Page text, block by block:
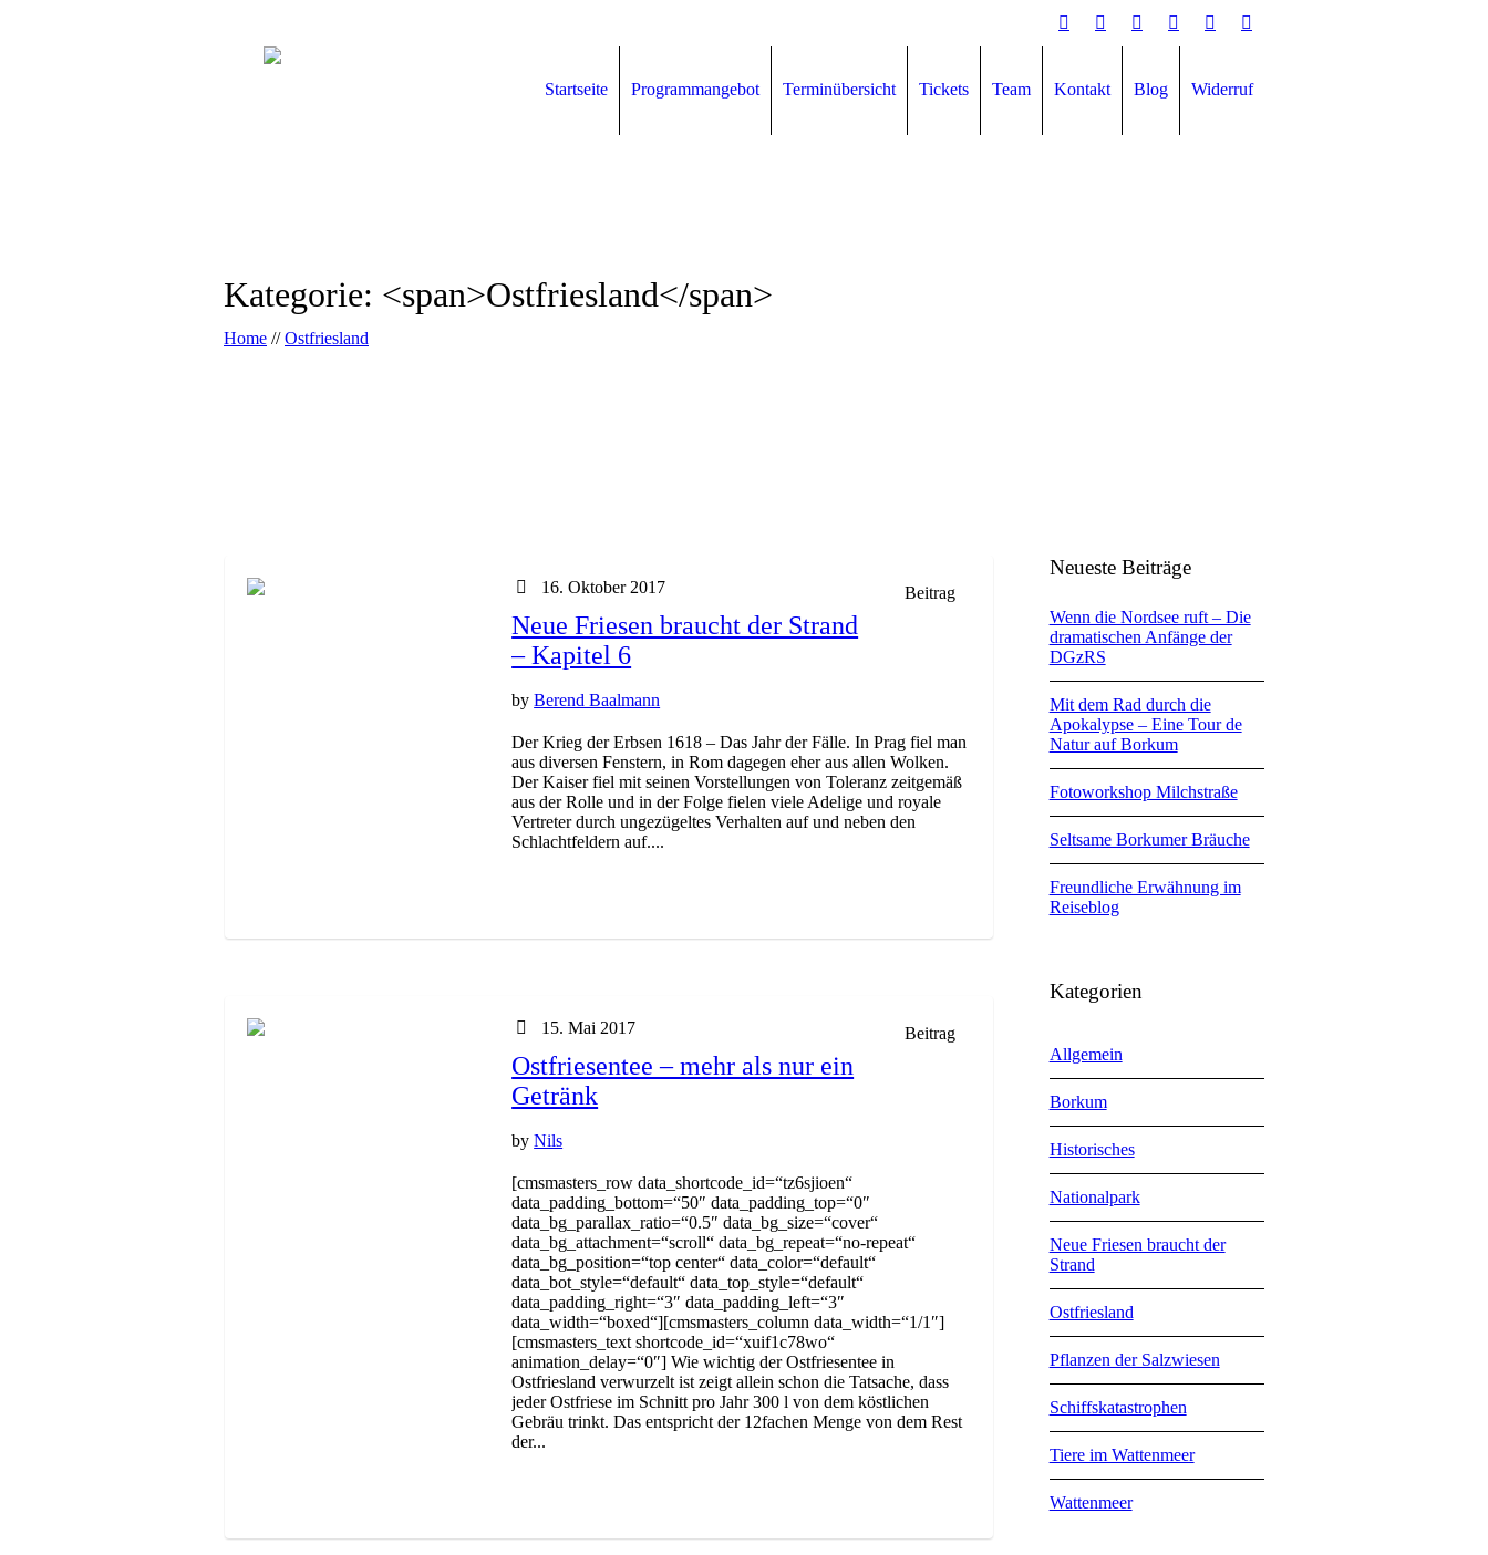
Startseite Programmangebot Terminübersicht Tickets Team Kontakt Blog Widerruf
Kategorie: <span>Ostfriesland</span>
Home //Ostfriesland
Beitrag
16. Oktober 2017
Neue Friesen braucht der Strand
– Kapitel 6
byBerend Baalmann
Der Krieg der Erbsen 1618 – Das Jahr der Fälle. In Prag fiel man
aus diversen Fenstern, in Rom dagegen eher aus allen Wolken.
Der Kaiser fiel mit seinen Vorstellungen von Toleranz zeitgemäß
aus der Rolle und in der Folge fielen viele Adelige und royale
Vertreter durch ungezügeltes Verhalten auf und neben den
Schlachtfeldern auf....
Beitrag
15. Mai 2017
Ostfriesentee – mehr als nur ein
Getränk
byNils
[cmsmasters_row data_shortcode_id=“tz6sjioen“
data_padding_bottom=“50″ data_padding_top=“0″
data_bg_parallax_ratio=“0.5″ data_bg_size=“cover“
data_bg_attachment=“scroll“ data_bg_repeat=“no-repeat“
data_bg_position=“top center“ data_color=“default“
data_bot_style=“default“ data_top_style=“default“
data_padding_right=“3″ data_padding_left=“3″
data_width=“boxed“][cmsmasters_column data_width=“1/1″]
[cmsmasters_text shortcode_id=“xuif1c78wo“
animation_delay=“0″] Wie wichtig der Ostfriesentee in
Ostfriesland verwurzelt ist zeigt allein schon die Tatsache, dass
jeder Ostfriese im Schnitt pro Jahr 300 l von dem köstlichen
Gebräu trinkt. Das entspricht der 12fachen Menge von dem Rest
der...
Neueste Beiträge
Wenn die Nordsee ruft – Die
dramatischen Anfänge der
DGzRS
Mit dem Rad durch die
Apokalypse – Eine Tour de
Natur auf Borkum
Fotoworkshop Milchstraße
Seltsame Borkumer Bräuche
Freundliche Erwähnung im
Reiseblog
Kategorien
Allgemein
Borkum
Historisches
Nationalpark
Neue Friesen braucht der
Strand
Ostfriesland
Pflanzen der Salzwiesen
Schiffskatastrophen
Tiere im Wattenmeer
Wattenmeer